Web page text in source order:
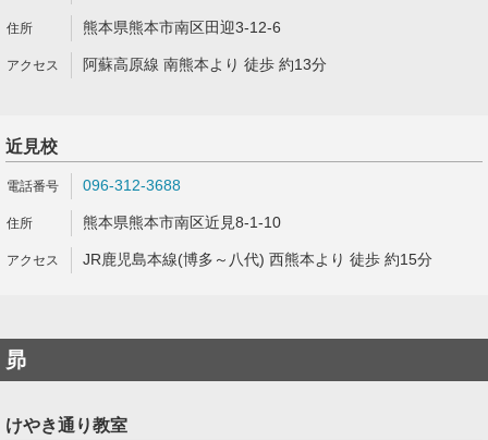
熊本県熊本市南区田迎3-12-6
阿蘇高原線 南熊本より 徒歩 約13分
近見校
096-312-3688
熊本県熊本市南区近見8-1-10
JR鹿児島本線(博多～八代) 西熊本より 徒歩 約15分
昴
けやき通り教室